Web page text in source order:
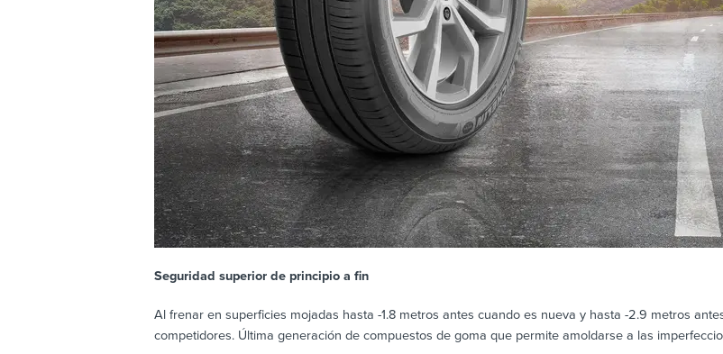
Seguridad superior de principio a fin
Al frenar en superficies mojadas hasta -1.8 metros antes cuando es nueva y hasta -2.9 metros
competidores. Última generación de compuestos de goma que permite amoldarse a las